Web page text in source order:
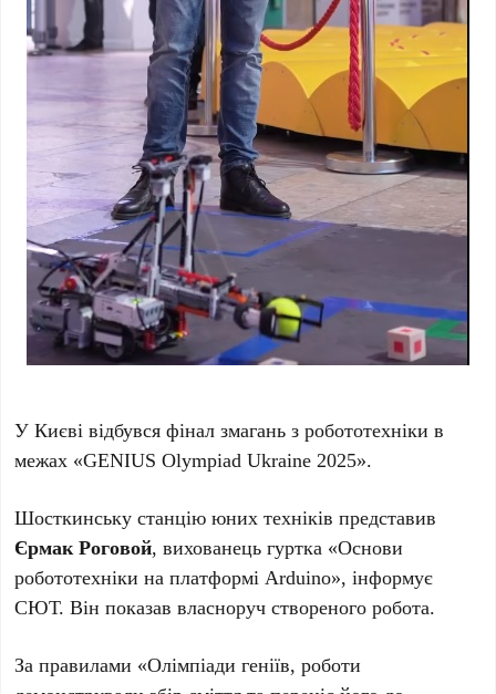
У Києві відбувся фінал змагань з робототехніки в
межах «GENIUS Olympiad Ukraine 2025».
Шосткинську станцію юних техніків представив
Єрмак Роговой, вихованець гуртка «Основи
робототехніки на платформі Arduino», інформує
СЮТ. Він показав власноруч створеного робота.
За правилами «Олімпіади геніїв, роботи